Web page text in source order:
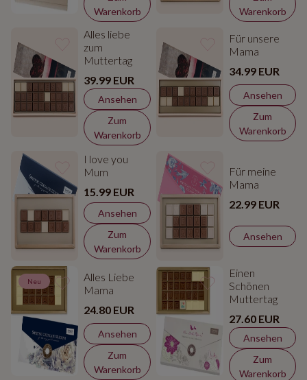
Warenkorb
Warenkorb
Alles liebe
zum
Muttertag
39.99 EUR
Ansehen
Zum
Warenkorb
Für unsere
Mama
34.99 EUR
Ansehen
Zum
Warenkorb
I love you
Mum
15.99 EUR
Ansehen
Zum
Warenkorb
Für meine
Mama
22.99 EUR
Ansehen
Neu
Alles Liebe
Mama
24.80 EUR
Ansehen
Zum
Warenkorb
Einen
Schönen
Muttertag
27.60 EUR
Ansehen
Zum
Warenkorb